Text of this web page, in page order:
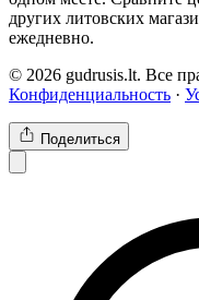
других литовских
ежедневно.
© 2026 gudrusis.lt. Все
Конфиденциальность ·
Поделиться